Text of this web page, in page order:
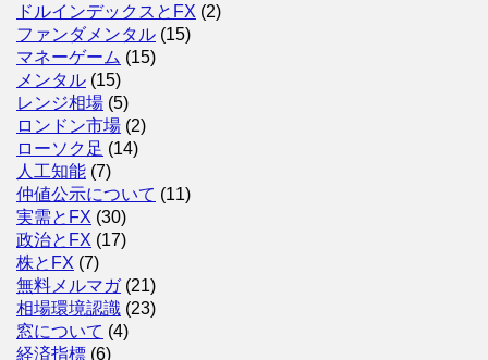
ドルインデックスとFX (2)
ファンダメンタル (15)
マネーゲーム (15)
メンタル (15)
レンジ相場 (5)
ロンドン市場 (2)
ローソク足 (14)
人工知能 (7)
仲値公示について (11)
実需とFX (30)
政治とFX (17)
株とFX (7)
無料メルマガ(21)
相場環境認識 (23)
窓について (4)
経済指標 (6)